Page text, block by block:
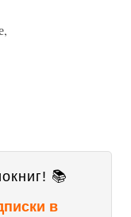
📚
в